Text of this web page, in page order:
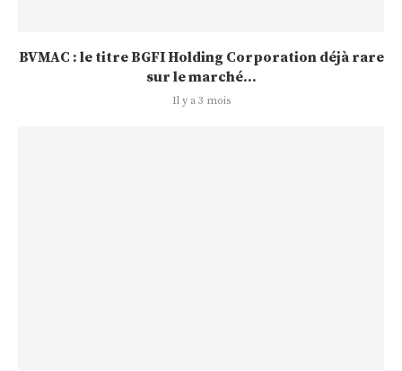
BVMAC : le titre BGFI Holding Corporation déjà rare
sur le marché...
Il y a 3 mois